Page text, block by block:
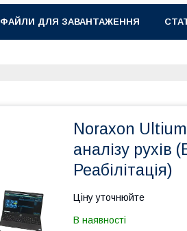
ФАЙЛИ ДЛЯ ЗАВАНТАЖЕННЯ
Noraxon
аналізу рухів
Реабілітація)
Ціну уточнюйте
В наявності